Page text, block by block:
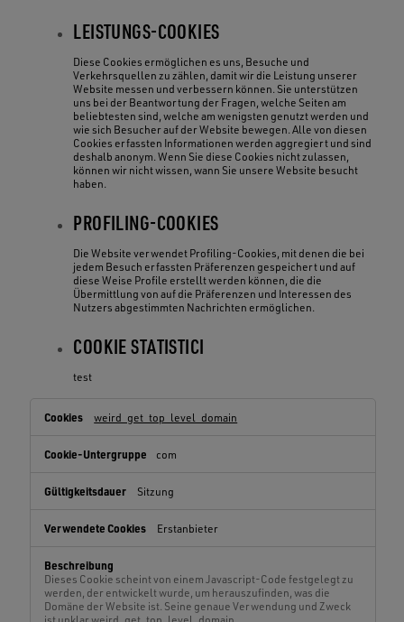
LEISTUNGS-COOKIES
Diese Cookies ermöglichen es uns, Besuche und
Verkehrsquellen zu zählen, damit wir die Leistung unserer
Website messen und verbessern können. Sie unterstützen
uns bei der Beantwortung der Fragen, welche Seiten am
beliebtesten sind, welche am wenigsten genutzt werden und
wie sich Besucher auf der Website bewegen. Alle von diesen
Cookies erfassten Informationen werden aggregiert und sind
deshalb anonym. Wenn Sie diese Cookies nicht zulassen,
können wir nicht wissen, wann Sie unsere Website besucht
haben.
PROFILING-COOKIES
Die Website verwendet Profiling-Cookies, mit denen die bei
jedem Besuch erfassten Präferenzen gespeichert und auf
diese Weise Profile erstellt werden können, die die
Übermittlung von auf die Präferenzen und Interessen des
Nutzers abgestimmten Nachrichten ermöglichen.
COOKIE STATISTICI
test
Cookies,Leistungs-
Cookies,Cookie
weird_get_top_level_domain
com
Sitzung
Erstanbieter
Dieses Cookie scheint von einem Javascript-Code festgelegt zu
werden, der entwickelt wurde, um herauszufinden, was die
Domäne der Website ist. Seine genaue Verwendung und Zweck